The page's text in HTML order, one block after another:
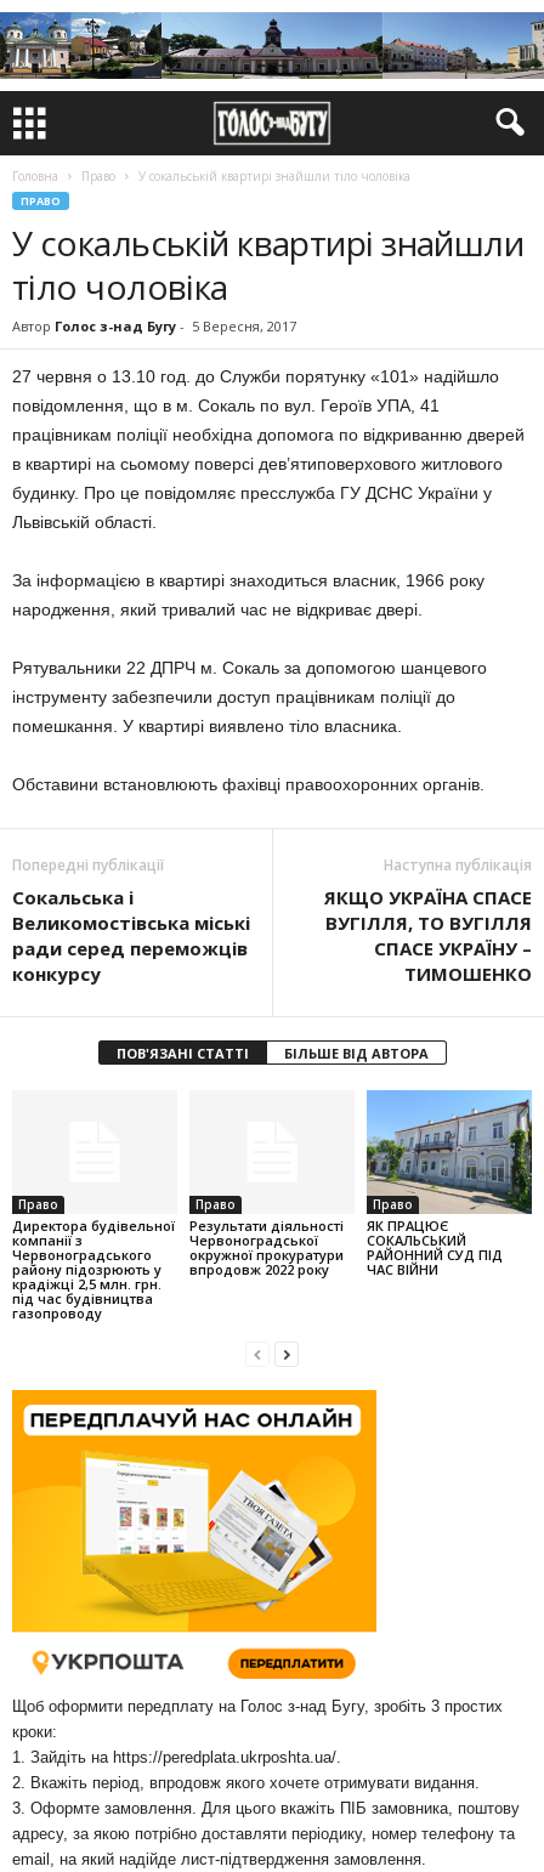
Головна Право У cокальській квартирі знайшли тіло чоловіка
ПРАВО
У cокальській квартирі знайшли
тіло чоловіка
Автор Голос з-над Бугу - 5 Вересня, 2017
27 червня о 13.10 год. до Служби порятунку «101» надійшло
повідомлення, що в м. Сокаль по вул. Героїв УПА, 41
працівникам поліції необхідна допомога по відкриванню дверей
в квартирі на сьомому поверсі дев’ятиповерхового житлового
будинку. Про це повідомляє пресслужба ГУ ДСНС України у
Львівській області.
За інформацією в квартирі знаходиться власник, 1966 року
народження, який тривалий час не відкриває двері.
Рятувальники 22 ДПРЧ м. Сокаль за допомогою шанцевого
інструменту забезпечили доступ працівникам поліції до
помешкання. У квартирі виявлено тіло власника.
Обставини встановлюють фахівці правоохоронних органів.
Попередні публікації
Сокальська і
Великомостівська міські
ради серед переможців
конкурсу
Наступна публікація
ЯКЩО УКРАЇНА СПАСЕ
ВУГІЛЛЯ, ТО ВУГІЛЛЯ
СПАСЕ УКРАЇНУ –
ТИМОШЕНКО
ПОВ'ЯЗАНІ СТАТТІ БІЛЬШЕ ВІД АВТОРА
Право
Директора будівельної
компанії з
Червоноградського
району підозрюють у
крадіжці 2,5 млн. грн.
під час будівництва
газопроводу
Право
Результати діяльності
Червоноградської
окружної прокуратури
впродовж 2022 року
Право
ЯК ПРАЦЮЄ
СОКАЛЬСЬКИЙ
РАЙОННИЙ СУД ПІД
ЧАС ВІЙНИ
Щоб оформити передплату на Голос з-над Бугу, зробіть 3 простих
кроки:
1. Зайдіть на https://peredplata.ukrposhta.ua/
2. Вкажіть період, впродовж якого хочете отримувати видання.
3. Оформте замовлення. Для цього вкажіть ПІБ замовника, поштову
адресу, за якою потрібно доставляти періодику, номер телефону та
email, на який надійде лист-підтвердження замовлення.